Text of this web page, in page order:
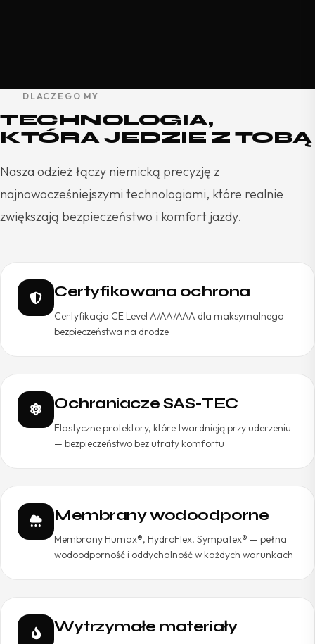
DLACZEGO MY
TECHNOLOGIA,
KTÓRA JEDZIE Z TOBĄ
Nasza odzież łączy niemicką precyzję z
najnowocześniejszymi technologiami, które realnie
zwiększają bezpieczeństwo i komfort jazdy.
Certyfikowana ochrona
Certyfikacja CE Level A/AA/AAA dla maksymalnego
bezpieczeństwa na drodze
Ochraniacze SAS-TEC
Elastyczne protektory, które twardnieją przy uderzeniu
— bezpieczeństwo bez utraty komfortu
Membrany wodoodporne
Membrany Humax®, HydroFlex, Sympatex® — pełna
wodoodporność i oddychalność w każdych warunkach
Wytrzymałe materiały